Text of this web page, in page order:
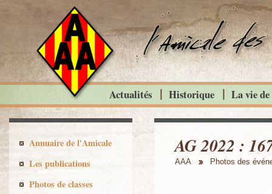
AG 2022 :
AAA Photos des
Actualités Historique La vie
Annuaire de l'Amicale
Les publications
Photos de classes